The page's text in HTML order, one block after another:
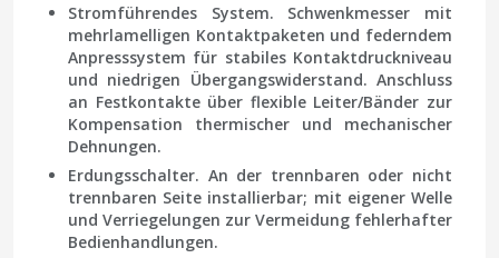
Stromführendes System. Schwenkmesser mit
mehrlamelligen Kontaktpaketen und federndem
Anpresssystem für stabiles Kontaktdruckniveau
und niedrigen Übergangswiderstand. Anschluss
an Festkontakte über flexible Leiter/Bänder zur
Kompensation thermischer und mechanischer
Dehnungen.
Erdungsschalter. An der trennbaren oder nicht
trennbaren Seite installierbar; mit eigener Welle
und Verriegelungen zur Vermeidung fehlerhafter
Bedienhandlungen.